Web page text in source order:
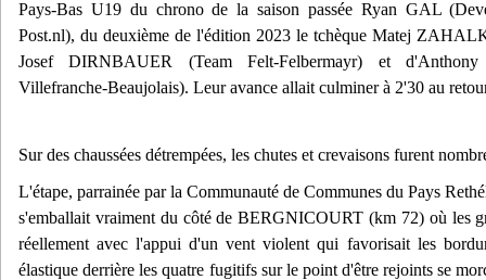
Pays-Bas U19 du chrono de la saison passée Ryan GAL
Post.nl), du deuxième de l'édition 2023 le tchèque Matej
Josef DIRNBAUER (Team Felt-Felbermayr) et
Villefranche-Beaujolais). Leur avance allait culminer à 2'30 au
Sur des chaussées détrempées, les chutes et crevaisons furent
L'étape, parrainée par la Communauté de Communes du Pays
s'emballait vraiment du côté de BERGNICOURT (km 72) où les
réellement avec l'appui d'un vent violent qui favorisait les
élastique derrière les quatre fugitifs sur le point d'être rejoints se